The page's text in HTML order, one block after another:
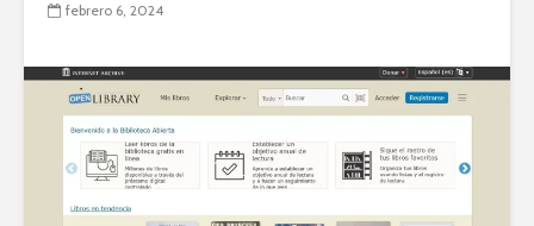
febrero 6, 2024